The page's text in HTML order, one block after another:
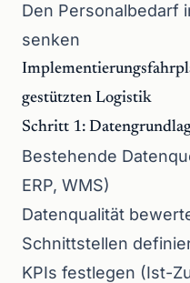
Den Personalbedarf
senken
gestützten Logistik
Schritt 1:
Bestehende
ERP, WMS)
Datenqualität
Schnittstellen
KPIs festlegen (Ist-